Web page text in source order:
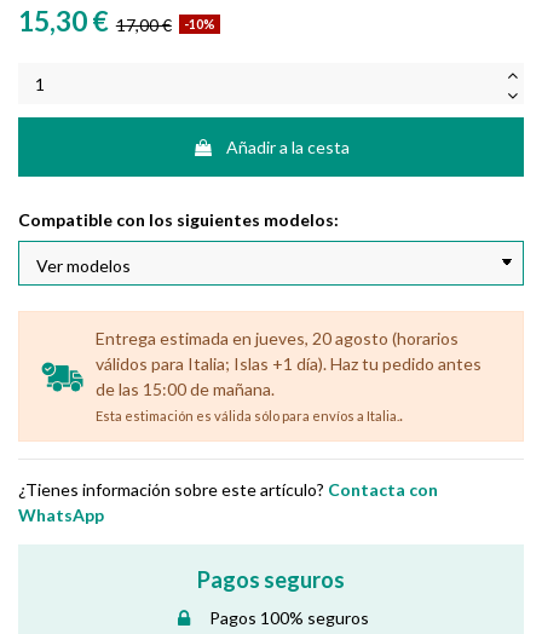
15,30 € 17,00 € -10%
Añadir a la cesta
Compatible con los siguientes modelos:
Entrega estimada en jueves, 20 agosto (horarios
válidos para Italia; Islas +1 día). Haz tu pedido antes
de las 15:00 de mañana.
Esta estimación es válida sólo para envíos a Italia. .
¿Tienes información sobre este artículo? Contacta con
WhatsApp
Pagos seguros
Pagos 100% seguros